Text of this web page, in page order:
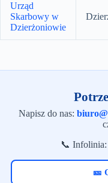
Urząd
Skarbowy w
Dzierżoniowie
Napisz do nas:
📞 Infolinia:
🎫